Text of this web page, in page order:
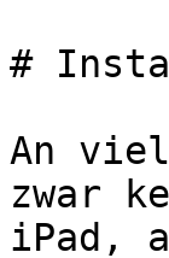
#
An
zwar
iPad,